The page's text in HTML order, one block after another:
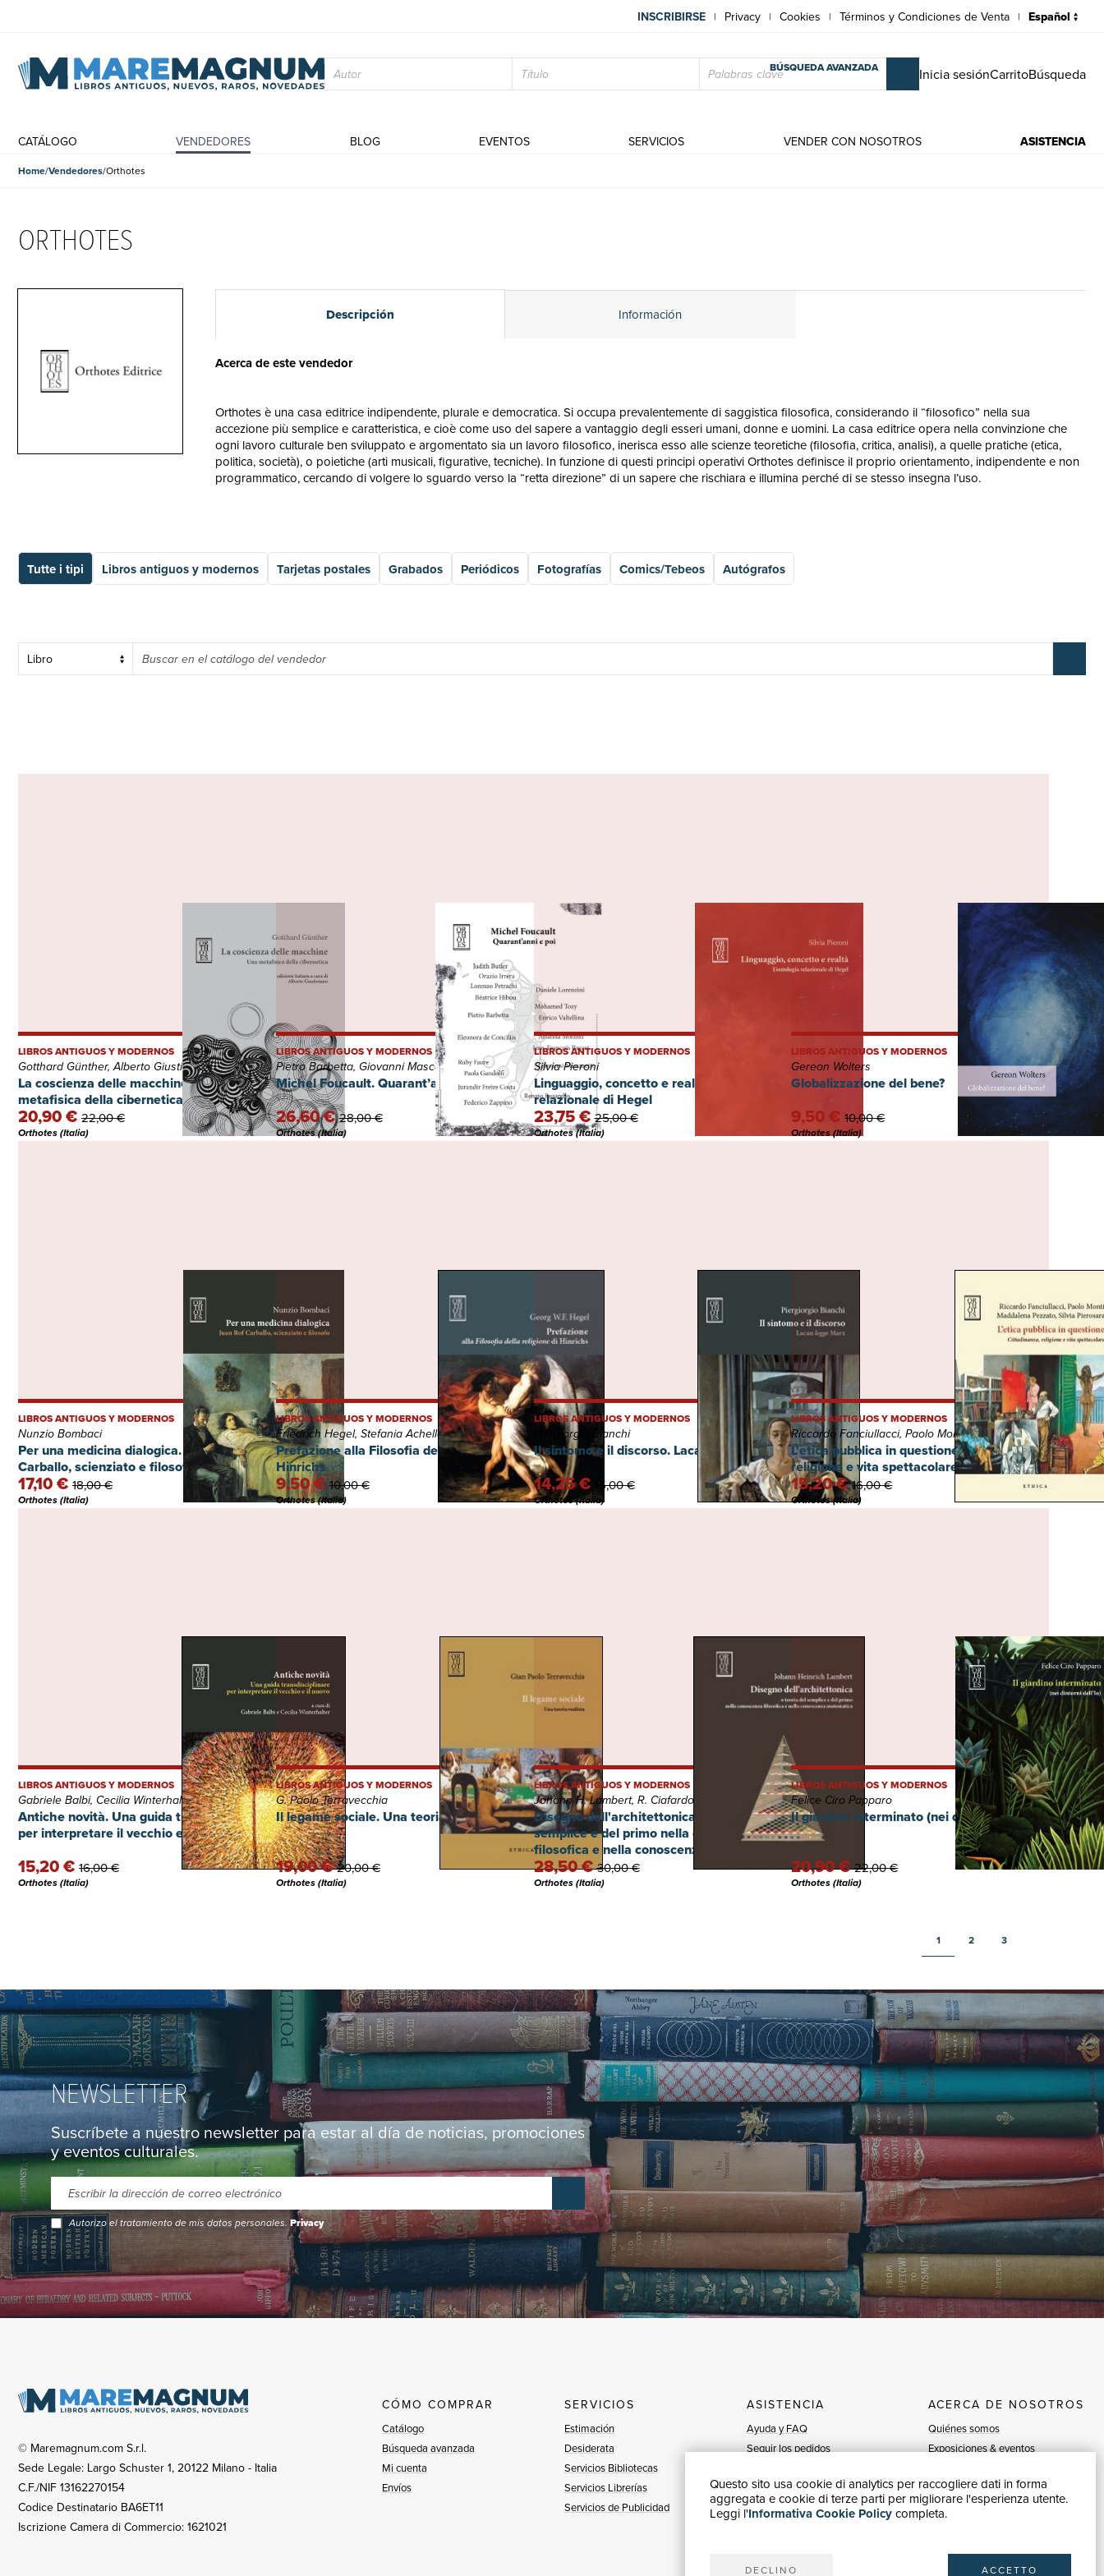
Questo sito usa cookie di analytics per raccogliere dati in forma
aggregata e cookie di terze parti per migliorare l'esperienza utente.
Leggi l'Informativa Cookie Policycompleta.
DECLINO ACCETTO
INSCRIBIRSE | Privacy | Cookies | Términos y Condiciones de Venta |
BÚSQUEDA AVANZADA Inicia sesiónCarritoBúsqueda
CATÁLOGO VENDEDORES BLOG EVENTOS SERVICIOS VENDER CON NOSOTROS ASISTENCIA
Home Vendedores Orthotes
ORTHOTES
Descripción Información
Acerca de este vendedor
Orthotes è una casa editrice indipendente, plurale e democratica. Si occupa prevalentemente di saggistica filosofica, considerando il “filosofico” nella sua
accezione più semplice e caratteristica, e cioè come uso del sapere a vantaggio degli esseri umani, donne e uomini. La casa editrice opera nella convinzione che
ogni lavoro culturale ben sviluppato e argomentato sia un lavoro filosofico, inerisca esso alle scienze teoretiche (filosofia, critica, analisi), a quelle pratiche (etica,
politica, società), o poietiche (arti musicali, figurative, tecniche). In funzione di questi principi operativi Orthotes definisce il proprio orientamento, indipendente e non
programmatico, cercando di volgere lo sguardo verso la “retta direzione” di un sapere che rischiara e illumina perché di se stesso insegna l’uso.
Tutte i tipi Libros antiguos y modernos Tarjetas postales Grabados Periódicos Fotografías Comics/Tebeos Autógrafos
La coscienza delle macchine. Una
metafisica della cibernetica
LIBROS ANTIGUOS Y MODERNOS
Gotthard Günther, Alberto Giustiniano, Rossella Maraffino
20,90 € 22,00 €
Orthotes (Italia)
Michel Foucault. Quarant’anni e poi
LIBROS ANTIGUOS Y MODERNOS
Pietro Barbetta, Giovanni Mascaretti, Lorenzo Petrachi
26,60 €28,00 €
Orthotes (Italia)
Linguaggio, concetto e realtà. L'ontologia
relazionale di Hegel
LIBROS ANTIGUOS Y MODERNOS
Silvia Pieroni
23,75 €25,00 €
Orthotes (Italia)
Globalizzazione del bene?
LIBROS ANTIGUOS Y MODERNOS
Gereon Wolters
9,50 €10,00 €
Orthotes (Italia)
Per una medicina dialogica. Juan Rof
Carballo, scienziato e filosofo
LIBROS ANTIGUOS Y MODERNOS
Nunzio Bombaci
17,10 € 18,00 €
Orthotes (Italia)
Prefazione alla Filosofia della religione di
Hinrichs
LIBROS ANTIGUOS Y MODERNOS
Friedrich Hegel, Stefania Achella
9,50 €10,00 €
Orthotes (Italia)
Il sintomo e il discorso. Lacan legge Marx
LIBROS ANTIGUOS Y MODERNOS
Piergiorgio Bianchi
14,25 € 15,00 €
Orthotes (Italia)
L'etica pubblica in questione. Cittadinanza,
religione e vita spettacolare
LIBROS ANTIGUOS Y MODERNOS
Riccardo Fanciullacci, Paolo Monti, Pezzato Maddalena, Silvia Pierosara
15,20 €16,00 €
Orthotes (Italia)
Antiche novità. Una guida transdisciplinare
per interpretare il vecchio e il nuovo
LIBROS ANTIGUOS Y MODERNOS
Gabriele Balbi, Cecilia Winterhalter
15,20 € 16,00 €
Orthotes (Italia)
Il legame sociale. Una teoria realista
LIBROS ANTIGUOS Y MODERNOS
G. Paolo Terravecchia
19,00 €20,00 €
Orthotes (Italia)
Disegno dell'architettonica e teoria del
semplice e del primo nella conoscenza
filosofica e nella conoscenza matematica
LIBROS ANTIGUOS Y MODERNOS
Johann H. Lambert, R. Ciafardone
28,50 €30,00 €
Orthotes (Italia)
Il giardino interminato (nei dintorni dell'Io)
LIBROS ANTIGUOS Y MODERNOS
Felice Ciro Papparo
20,90 €22,00 €
Orthotes (Italia)
1 2 3
NEWSLETTER
Suscríbete a nuestro newsletter para estar al día de noticias, promociones
y eventos culturales.
Autorizo el tratamiento de mis datos personales. Privacy
© Maremagnum.com S.r.l.
Sede Legale: Largo Schuster 1, 20122 Milano - Italia
C.F./NIF 13162270154
Codice Destinatario BA6ET11
Iscrizione Camera di Commercio: 1621021
CÓMO COMPRAR
Catálogo
Búsqueda avanzada
Mi cuenta
Envíos
SERVICIOS
Estimación
Desiderata
Servicios Bibliotecas
Servicios Librerías
Servicios de Publicidad
ASISTENCIA
Ayuda y FAQ
Seguir los pedidos
Facturación
Carta del Docente / 18App
ACERCA DE NOSOTROS
Quiénes somos
Exposiciones & eventos
Blog
Vender con nosotros